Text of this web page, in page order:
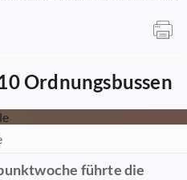
Ordnungsbussen
führte die